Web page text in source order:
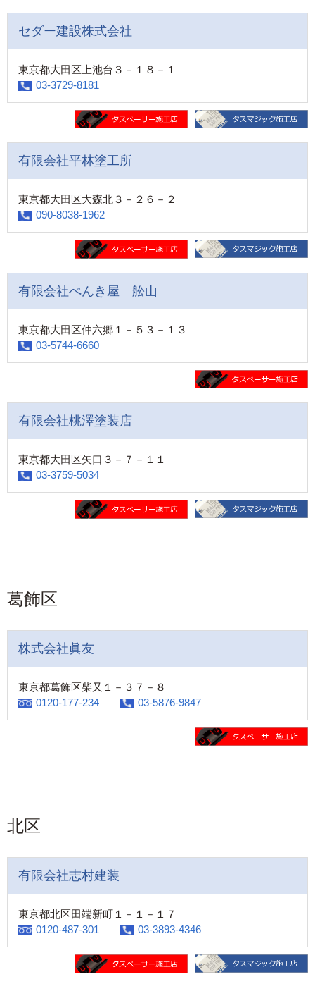
セダー建設株式会社
東京都大田区上池台３－１８－１
03-3729-8181
有限会社平林塗工所
東京都大田区大森北３－２６－２
090-8038-1962
有限会社ぺんき屋 舩山
東京都大田区仲六郷１－５３－１３
03-5744-6660
有限会社桃澤塗装店
東京都大田区矢口３－７－１１
03-3759-5034
葛飾区
株式会社眞友
東京都葛飾区柴又１－３７－８
0120-177-234
03-5876-9847
北区
有限会社志村建装
東京都北区田端新町１－１－１７
0120-487-301
03-3893-4346